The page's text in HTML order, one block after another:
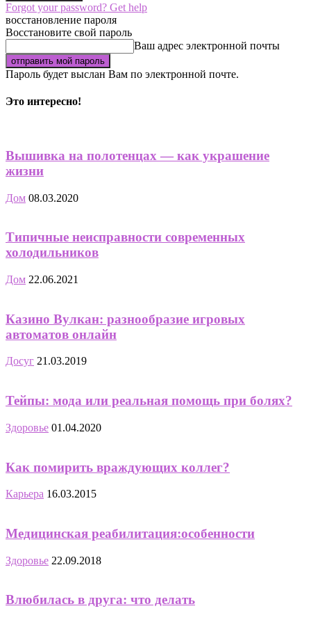
Forgot your password? Get help
восстановление пароля
Восстановите свой пароль
Ваш адрес электронной почты
Пароль будет выслан Вам по электронной почте.
Это интересно!
Вышивка на полотенцах — как украшение
жизни
Дом 08.03.2020
Типичные неисправности современных
холодильников
Дом 22.06.2021
Казино Вулкан: разнообразие игровых
автоматов онлайн
Досуг 21.03.2019
Тейпы: мода или реальная помощь при болях?
Здоровье 01.04.2020
Как помирить враждующих коллег?
Карьера 16.03.2015
Медицинская реабилитация:особенности
Здоровье 22.09.2018
Влюбилась в друга: что делать